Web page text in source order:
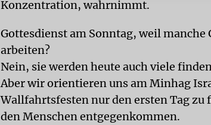
Konzentration, wahrnimmt.
Gottesdienst am Sonntag, weil
arbeiten?
Nein, sie werden heute auch viele
Aber wir orientieren uns am Minhag
Wallfahrtsfesten nur den ersten Tag zu
den Menschen entgegenkommen.